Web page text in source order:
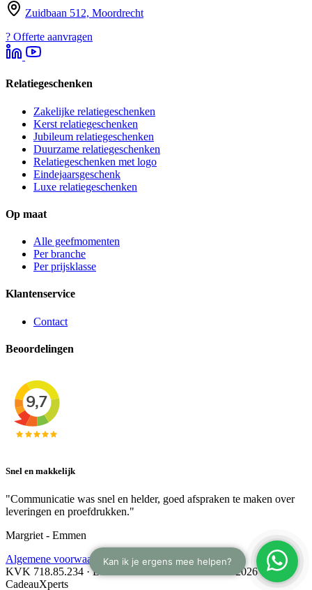
Zuidbaan 512, Moordrecht
? Offerte aanvragen
Relatiegeschenken
Zakelijke relatiegeschenken
Kerst relatiegeschenken
Jubileum relatiegeschenken
Duurzame relatiegeschenken
Relatiegeschenken met logo
Eindejaarsgeschenk
Luxe relatiegeschenken
Op maat
Alle geefmomenten
Per branche
Per prijsklasse
Klantenservice
Contact
Beoordelingen
Snel en makkelijk
"Communicatie was snel en helder, goed afspraken te maken over
leveringen en proefdrukken."
Margriet - Emmen
Algemene voorwaarden
KVK 718.85.234 · BTW NL 8588.88.208.B01 · © 2026
CadeauXperts